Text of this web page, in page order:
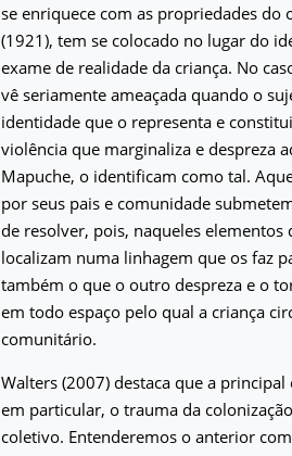
se enriquece com as propriedades do
(1921), tem se colocado no lugar do
exame de realidade da criança. No
vê seriamente ameaçada quando o
identidade que o representa e
violência que marginaliza e despreza
Mapuche, o identificam como tal.
por seus pais e comunidade
de resolver, pois, naqueles
localizam numa linhagem que os faz
também o que o outro despreza e o
em todo espaço pelo qual a criança
comunitário.
Walters (2007) destaca que a
em particular, o trauma da
coletivo. Entenderemos o anterior